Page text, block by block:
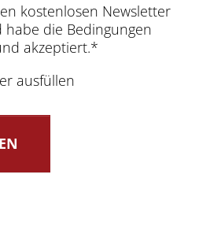
kostenlosen Newsletter
die Bedingungen
akzeptiert.*
ausfüllen